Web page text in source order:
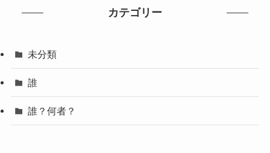
カテゴリー
未分類
誰
誰？何者？